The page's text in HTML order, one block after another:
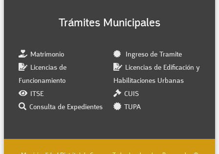
Trámites Municipales
Matrimonio
Licencias de
Funcionamiento
ITSE
Consulta de Expedientes
Ingreso de Tramite
Licencias de Edificación y
Habilitaciones Urbanas
CUIS
TUPA